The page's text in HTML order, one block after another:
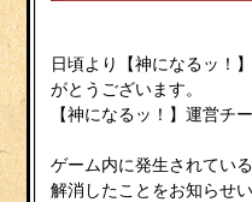
日頃より【神になるッ！
がとうございます。
【神になるッ！】運営チ
ゲーム内に発生されてい
解消したことをお知らせい